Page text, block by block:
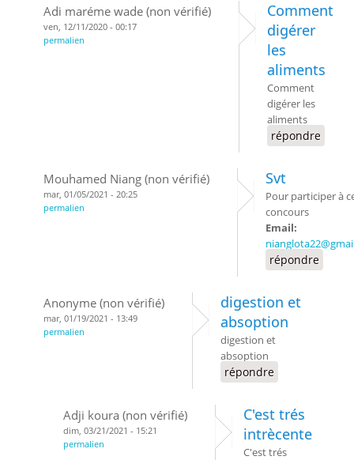
Adi maréme wade (non vérifié)
ven, 12/11/2020 - 00:17
permalien
Comment
digérer
les
aliments
Comment
digérer les
aliments
répondre
Mouhamed Niang (non vérifié)
mar, 01/05/2021 - 20:25
permalien
Svt
Pour participer à
concours
Email:
répondre
Anonyme (non vérifié)
mar, 01/19/2021 - 13:49
permalien
digestion et
absoption
digestion et
absoption
répondre
Adji koura (non vérifié)
dim, 03/21/2021 - 15:21
permalien
C'est trés
intrècente
C'est trés